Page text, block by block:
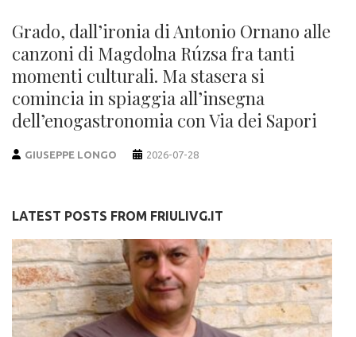
Grado, dall’ironia di Antonio Ornano alle
canzoni di Magdolna Rúzsa fra tanti
momenti culturali. Ma stasera si
comincia in spiaggia all’insegna
dell’enogastronomia con Via dei Sapori
GIUSEPPE LONGO 2026-07-28
LATEST POSTS FROM FRIULIVG.IT